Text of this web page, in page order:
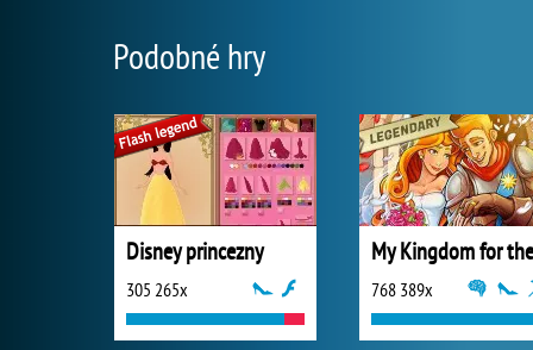
Podobné hry
Disney princezny
305 265x 768 389x